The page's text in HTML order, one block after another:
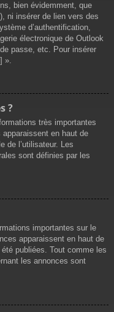
bien évidemment, que
ni insérer de lien vers des
d’authentification,
électronique de Outlook
passe, etc. Pour insérer
».
?
très importantes
en haut de
de l’utilisateur. Les
sont définies par les
importantes sur le
apparaissent en haut de
publiées. Tout comme les
les annonces sont